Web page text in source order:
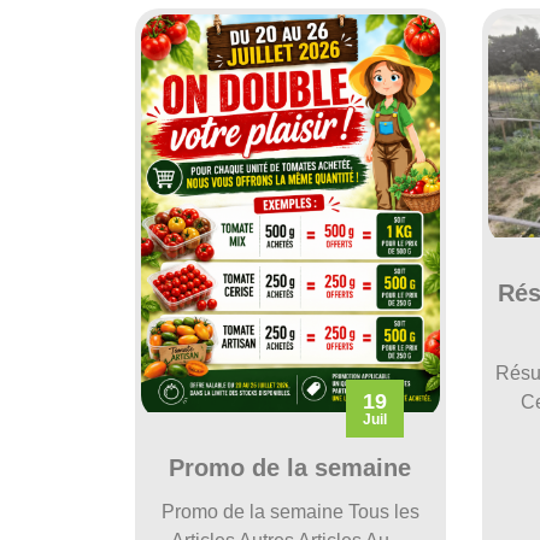
19
Juil
Promo de la semaine
Promo de la semaine Tous les